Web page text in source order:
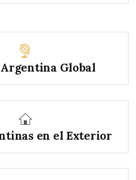
Argentina Global
en el Exterior